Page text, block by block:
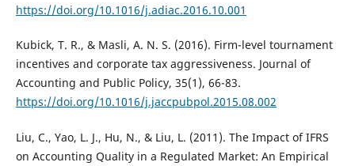
https://doi.org/10.1016/j.adiac.2016.10.001
Kubick, T. R., & Masli, A. N. S. (2016). Firm-level tournament
incentives and corporate tax aggressiveness. Journal of
Accounting and Public Policy, 35(1), 66-83.
https://doi.org/10.1016/j.jaccpubpol.2015.08.002
Liu, C., Yao, L. J., Hu, N., & Liu, L. (2011). The Impact of IFRS
on Accounting Quality in a Regulated Market: An Empirical